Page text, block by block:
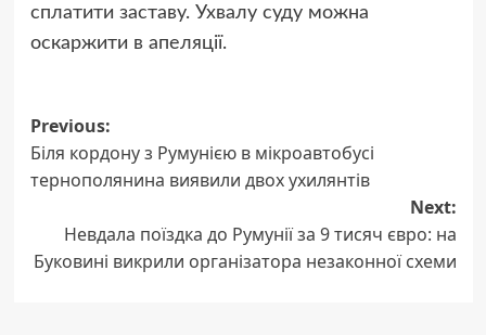
сплатити заставу. Ухвалу суду можна
оскаржити в апеляції.
Post
navigation
Previous:
Біля кордону з Румунією в мікроавтобусі
тернополянина виявили двох ухилянтів
Next:
Невдала поїздка до Румунії за 9 тисяч євро: на
Буковині викрили організатора незаконної схеми